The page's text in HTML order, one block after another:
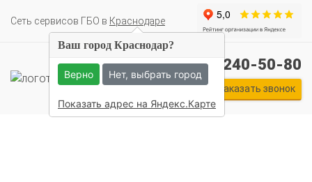
Cеть сервисов ГБО в Краснодаре
+7 (861) 240-50-80
Заказать звонок
Ваш город Краснодар?
Верно Нет, выбрать город
Показать адрес на Яндекс.Карте